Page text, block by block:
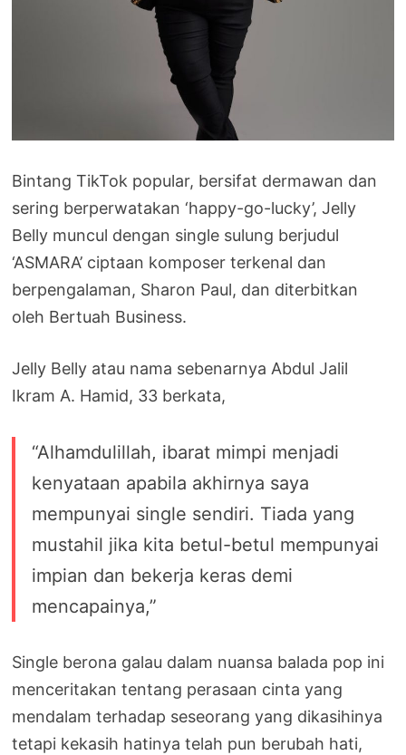
Bintang TikTok popular, bersifat dermawan dan
sering berperwatakan ‘happy-go-lucky’, Jelly
Belly muncul dengan single sulung berjudul
‘ASMARA’ ciptaan komposer terkenal dan
berpengalaman, Sharon Paul, dan diterbitkan
oleh Bertuah Business.
Jelly Belly atau nama sebenarnya Abdul Jalil
Ikram A. Hamid, 33 berkata,
“Alhamdulillah, ibarat mimpi menjadi
kenyataan apabila akhirnya saya
mempunyai single sendiri. Tiada yang
mustahil jika kita betul-betul mempunyai
impian dan bekerja keras demi
mencapainya,”
Single berona galau dalam nuansa balada pop ini
menceritakan tentang perasaan cinta yang
mendalam terhadap seseorang yang dikasihinya
tetapi kekasih hatinya telah pun berubah hati,